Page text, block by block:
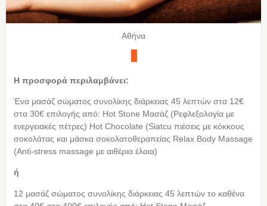
Αθήνα
Η προσφορά περιλαμβάνει:
Ένα μασάζ σώματος συνολίκης διάρκειας 45 λεπτών στα 12€
στα 30€ επιλογής από: Hot Stone Μασάζ (Ρεφλεξολογία με
ενεργειακές πέτρες) Hot Chocolate (Siatcu πιέσεις με κόκκους
σοκολάτας και μάσκα σοκολατοθεραπείας Relax Body Massage
(Anti-stress massage με αιθέρια έλαια)
ή
12 μασάζ σώματος συνολίκης διάρκειας 45 λεπτών το καθένα